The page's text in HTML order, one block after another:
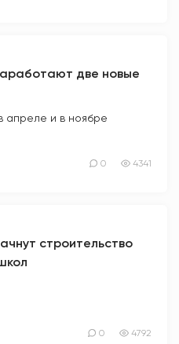
две новые
апреле и в ноябре
0 4341
строительство
0 4792